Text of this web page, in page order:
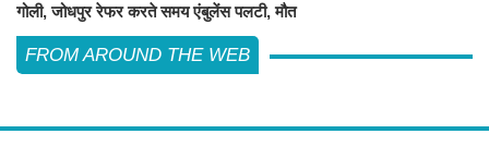
गोली, जोधपुर रेफर करते समय एंबुलेंस पलटी, मौत
FROM AROUND THE WEB